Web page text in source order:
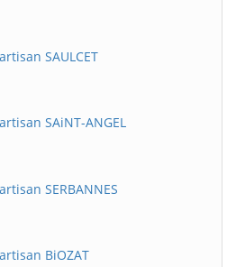
SAULCET
SAiNT-ANGEL
SERBANNES
BiOZAT